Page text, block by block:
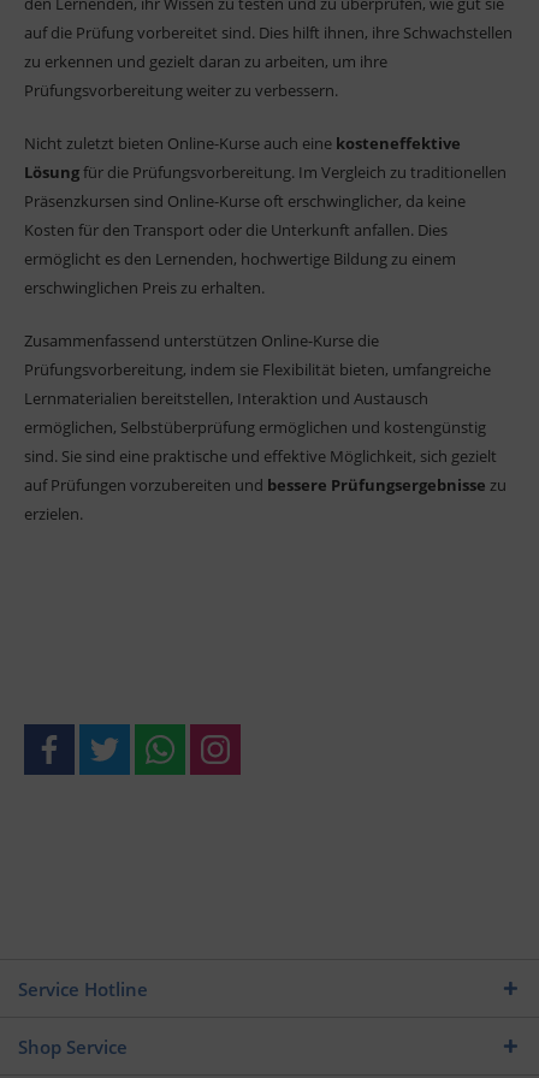
auf die Prüfung vorbereitet sind. Dies hilft ihnen, ihre Schwachstellen
zu erkennen und gezielt daran zu arbeiten, um ihre
Prüfungsvorbereitung weiter zu verbessern.
Nicht zuletzt bieten Online-Kurse auch eine kosteneffektive
Lösungfür die Prüfungsvorbereitung. Im Vergleich zu traditionellen
Präsenzkursen sind Online-Kurse oft erschwinglicher, da keine
Kosten für den Transport oder die Unterkunft anfallen. Dies
ermöglicht es den Lernenden, hochwertige Bildung zu einem
erschwinglichen Preis zu erhalten.
Zusammenfassend unterstützen Online-Kurse die
Prüfungsvorbereitung, indem sie Flexibilität bieten, umfangreiche
Lernmaterialien bereitstellen, Interaktion und Austausch
ermöglichen, Selbstüberprüfung ermöglichen und kostengünstig
sind. Sie sind eine praktische und effektive Möglichkeit, sich gezielt
auf Prüfungen vorzubereiten und bessere Prüfungsergebnisse zu
erzielen.
Service Hotline
Shop Service